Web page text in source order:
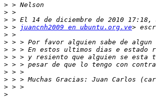
>
>
>
> > juancnh2009 en ubuntu.org.ve
>
>
>
>
>
>
>
>
>